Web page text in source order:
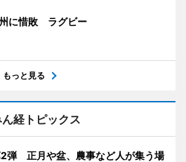
に惜敗 ラグビー
もっと見る
経トピックス
2弾 正月や盆、農事など人が集う場